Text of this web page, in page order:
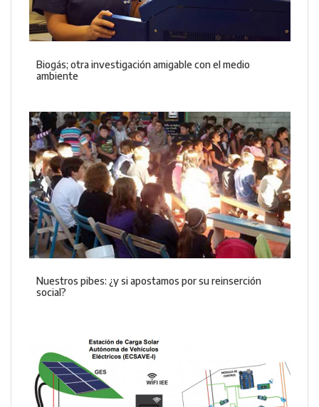
Biogás; otra investigación amigable con el medio
ambiente
Nuestros pibes: ¿y si apostamos por su reinserción
social?